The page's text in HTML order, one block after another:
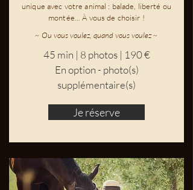
unique avec votre animal : balade, liberté ou
montée... À vous de choisir !
~ Ou vous voulez, quand vous voulez ~
45 min | 8 photos | 190 €
En option - photo(s)
supplémentaire(s)
Je réserve